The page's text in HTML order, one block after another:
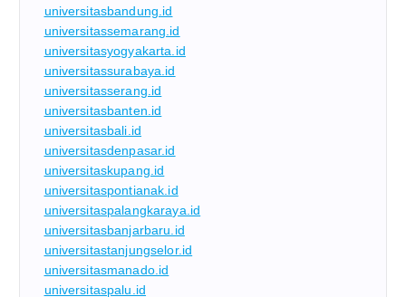
universitasbandung.id
universitassemarang.id
universitasyogyakarta.id
universitassurabaya.id
universitasserang.id
universitasbanten.id
universitasbali.id
universitasdenpasar.id
universitaskupang.id
universitaspontianak.id
universitaspalangkaraya.id
universitasbanjarbaru.id
universitastanjungselor.id
universitasmanado.id
universitaspalu.id